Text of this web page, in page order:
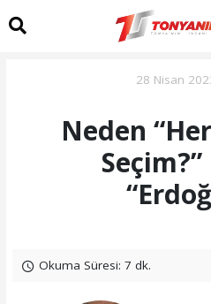
28 Nisan
Neden
Okuma Süresi: 7 dk.